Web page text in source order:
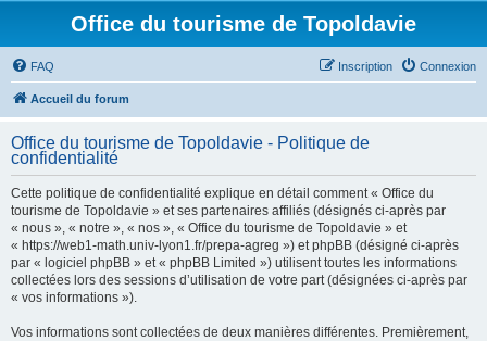
Office du tourisme de Topoldavie
FAQ Connexion
Inscription
Accueil du forum
Office du tourisme de Topoldavie - Politique de
confidentialité
Cette politique de confidentialité explique en détail comment « Office du
tourisme de Topoldavie » et ses partenaires affiliés (désignés ci-après par
« nous », « notre », « nos », « Office du tourisme de Topoldavie » et
« https://web1-math.univ-lyon1.fr/prepa-agreg ») et phpBB (désigné ci-après
par « logiciel phpBB » et « phpBB Limited ») utilisent toutes les informations
collectées lors des sessions d’utilisation de votre part (désignées ci-après par
« vos informations »).
Vos informations sont collectées de deux manières différentes. Premièrement,